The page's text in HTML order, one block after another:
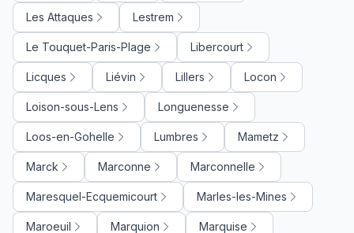
Les Attaques Lestrem
Le Touquet-Paris-Plage Libercourt
Licques Liévin Lillers Locon
Loison-sous-Lens Longuenesse
Loos-en-Gohelle Lumbres Mametz
Marck Marconne Marconnelle
Maresquel-Ecquemicourt Marles-les-Mines
Maroeuil Marquion Marquise